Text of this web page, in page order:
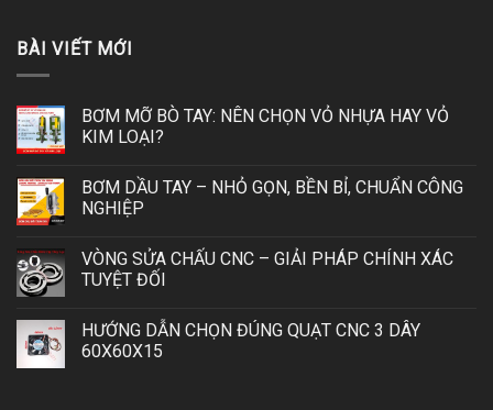
BÀI VIẾT MỚI
BƠM MỠ BÒ TAY: NÊN CHỌN VỎ NHỰA HAY VỎ
KIM LOẠI?
BƠM DẦU TAY – NHỎ GỌN, BỀN BỈ, CHUẨN CÔNG
NGHIỆP
VÒNG SỬA CHẤU CNC – GIẢI PHÁP CHÍNH XÁC
TUYỆT ĐỐI
HƯỚNG DẪN CHỌN ĐÚNG QUẠT CNC 3 DÂY
60X60X15